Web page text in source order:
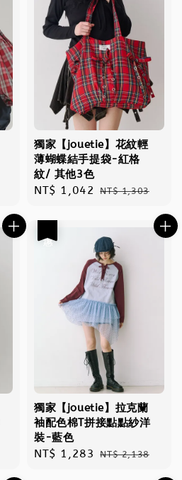
獨家【jouetie】花紋輕
薄蝴蝶結手提袋-紅格
紋/ 其他3色
Sale
NT$ 1,042 Regular
NT$ 1,303
獨家【jouetie】拉克蘭
袖配色棉T拼接點點紗洋
裝-藍色
Sale
NT$ 1,283 Regular
NT$ 2,138